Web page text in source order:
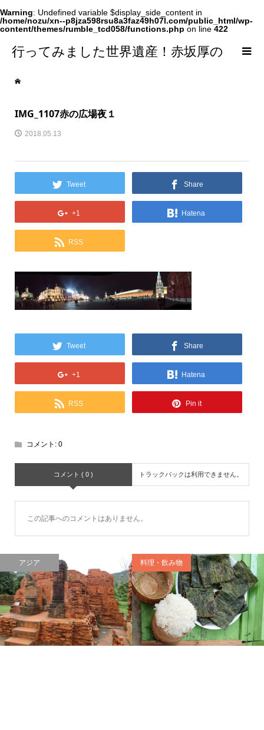
Warning: Undefined variable $display_side_content in
/home/nozu/xn--p8jza598rsu8a3faz49h07l.com/public_html/wp-
content/themes/rumble_tcd058/functions.php on line 422
行ってみました世界遺産！赤坂厚の
world Heritage
IMG_1107赤の広場夜１
2018.05.13
Tweet Share
+1 Hatena
RSS
Tweet Share
+1 Hatena
RSS Pin it
コメント: 0
コメント ( 0 ) トラックバックは利用できません。
この記事へのコメントはありません。
アジア 料理・飲み物